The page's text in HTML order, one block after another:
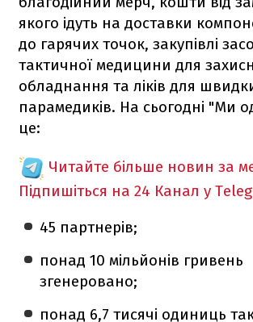
якого ідуть на доставки
до гарячих точок, закупівлі
тактичної медицини для
обладнання та ліків для
парамедиків. На сьогодні "Ми
це:
Читайте більше новин за
Підпишіться на 24 Канал у
45 партнерів;
понад 10 мільйонів гривень
згенеровано;
понад 6,7 тисячі одиниць